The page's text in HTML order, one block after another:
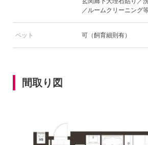
／ルームクリーニング
ペット 可（飼育細則有）
間取り図